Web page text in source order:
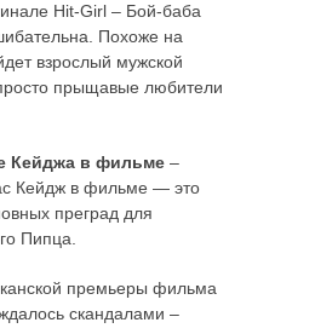
Hit-Girl – Бой-баба
Похоже на
взрослый мужской
прыщавые любители
Кейджа в фильме –
Кейдж в фильме — это
преград для
Пипца.
премьеры фильма
скандалами –